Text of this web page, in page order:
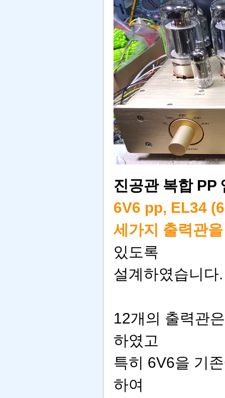
진공관 복합 PP
6V6 pp, EL34
세가지 출력관
있도록
설계하였습니다.
12개의 출력관
하였고
특히 6V6을 기
하여